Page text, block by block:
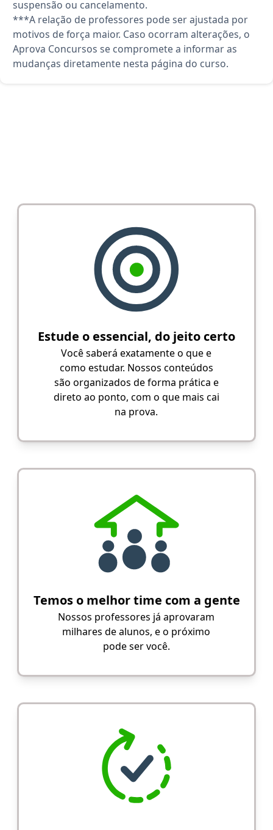
suspensão ou cancelamento.
***A relação de professores pode ser ajustada por
motivos de força maior. Caso ocorram alterações, o
Aprova Concursos se compromete a informar as
mudanças diretamente nesta página do curso.
Estude o essencial, do jeito certo
Você saberá exatamente o que e
como estudar. Nossos conteúdos
são organizados de forma prática e
direto ao ponto, com o que mais cai
na prova.
Temos o melhor time com a gente
Nossos professores já aprovaram
milhares de alunos, e o próximo
pode ser você.